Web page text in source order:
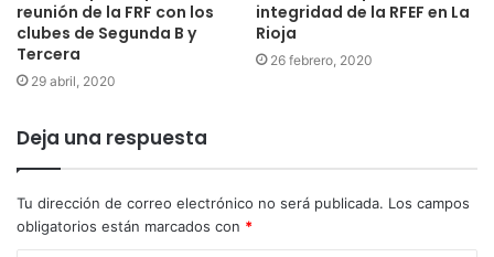
reunión de la FRF con los
clubes de Segunda B y
Tercera
29 abril, 2020
integridad de la RFEF en La
Rioja
26 febrero, 2020
Deja una respuesta
Tu dirección de correo electrónico no será publicada. Los campos
obligatorios están marcados con *